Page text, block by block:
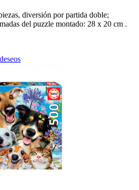
diversión por partida doble;
del puzzle montado: 28 x 20 cm .